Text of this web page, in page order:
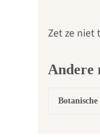
Zet ze niet
Andere